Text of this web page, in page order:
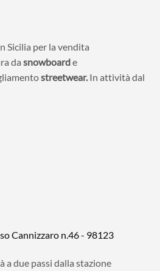
Sicilia per la vendita
da snowboarde
streetwear.In attività dal
Cannizzaro n.46 - 98123
a due passi dalla stazione